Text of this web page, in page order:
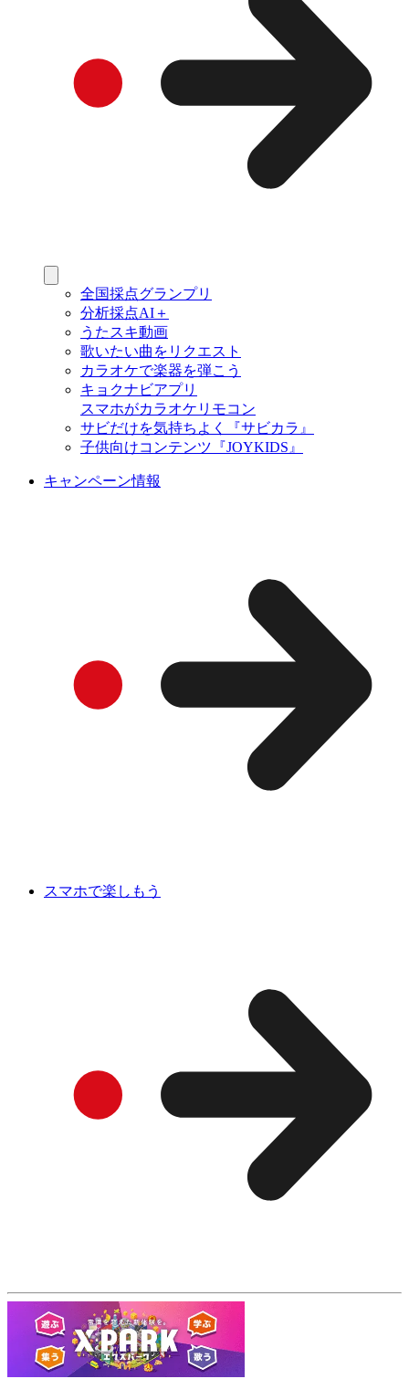
全国採点グランプリ
分析採点AI＋
うたスキ動画
歌いたい曲をリクエスト
カラオケで楽器を弾こう
キョクナビアプリ
スマホがカラオケリモコン
サビだけを気持ちよく『サビカラ』
子供向けコンテンツ『JOYKIDS』
キャンペーン情報
スマホで楽しもう